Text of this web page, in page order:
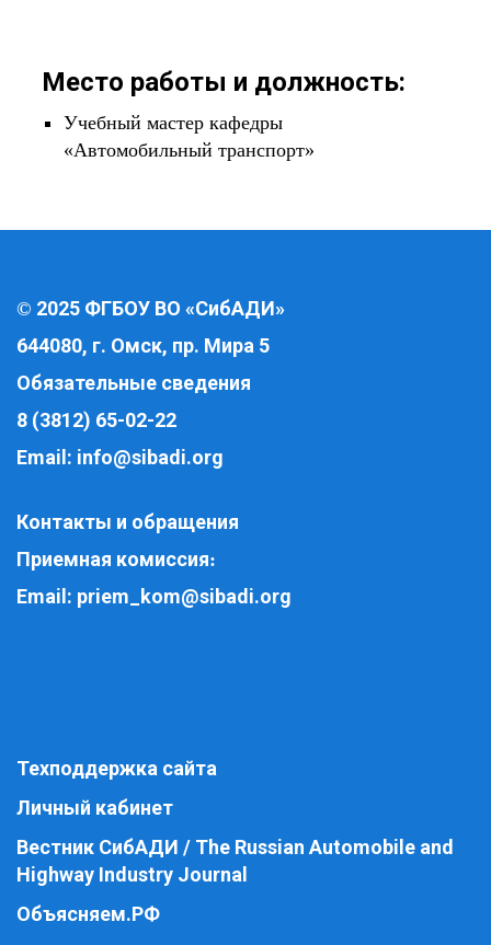
Место работы и должность:
Учебный мастер кафедры
«Автомобильный транспорт»
© 2025 ФГБОУ ВО «СибАДИ»
644080, г. Омск, пр. Мира 5
Обязательные сведения
8 (3812) 65-02-22
Email: info@sibadi.org
Контакты и обращения
Приемная комиссия:
Email: priem_kom@sibadi.org
Техподдержка сайта
Личный кабинет
Вестник СибАДИ / The Russian Automobile and
Highway Industry Journal
Объясняем.РФ